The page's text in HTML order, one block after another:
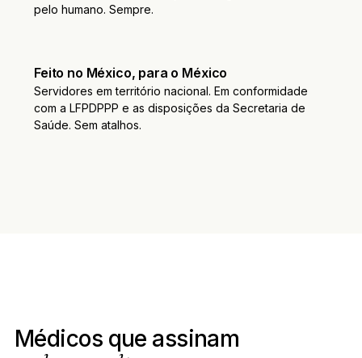
pelo humano. Sempre.
Feito no México, para o México
Servidores em território nacional. Em conformidade
com a LFPDPPP e as disposições da Secretaria de
Saúde. Sem atalhos.
Médicos que assinam